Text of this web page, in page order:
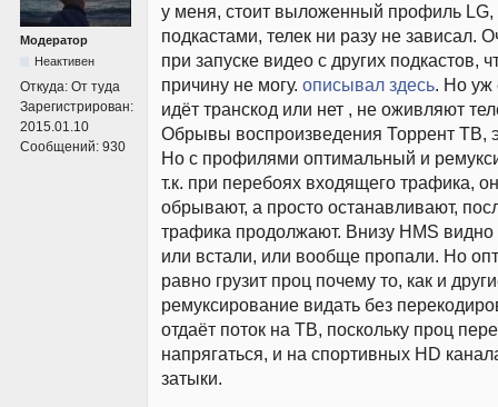
Модератор
Неактивен
Откуда: От туда
Зарегистрирован:
2015.01.10
Сообщений: 930
у меня, стоит выложенный профиль LG,
подкастами, телек ни разу не зависал.
при запуске видео с других подкастов,
причину не могу. описывал здесь. Но уж
идёт транскод или нет , не оживляют
Обрывы воспроизведения Торрент ТВ,
Но с профилями оптимальный и
т.к. при перебоях входящего трафика,
обрывают, а просто останавливают,
трафика продолжают. Внизу HMS видно
или встали, или вообще пропали. Но
равно грузит проц почему то, как и
ремуксирование видать без
отдаёт поток на ТВ, поскольку проц
напрягаться, и на спортивных HD
затыки.